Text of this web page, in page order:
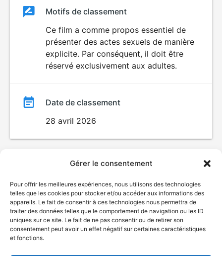
Gérer le consentement
Pour offrir les meilleures expériences, nous utilisons des technologies
telles que les cookies pour stocker et/ou accéder aux informations des
appareils. Le fait de consentir à ces technologies nous permettra de
traiter des données telles que le comportement de navigation ou les ID
uniques sur ce site. Le fait de ne pas consentir ou de retirer son
consentement peut avoir un effet négatif sur certaines caractéristiques
et fonctions.
ClassementClassement
SEXUALITÉ
EXPLICITE
Motifs de classement
Ce film a comme propos essentiel de
présenter des actes sexuels de manière
explicite. Par conséquent, il doit être
réservé exclusivement aux adultes.
Date de classement
28 avril 2026